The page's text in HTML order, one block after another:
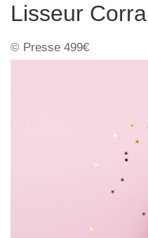
Lisseur
© Presse 499€